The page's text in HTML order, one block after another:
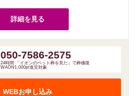
詳細を見る
050-7586-2575
24時間 「イオンのペット葬を見た」で葬儀後
WAON1,000pt進呈対象
WEBお申し込み